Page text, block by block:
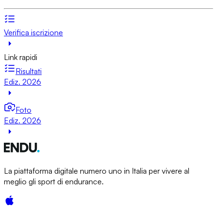
Verifica iscrizione
Link rapidi
Risultati
Ediz. 2026
Foto
Ediz. 2026
La piattaforma digitale numero uno in Italia per vivere al
meglio gli sport di endurance.